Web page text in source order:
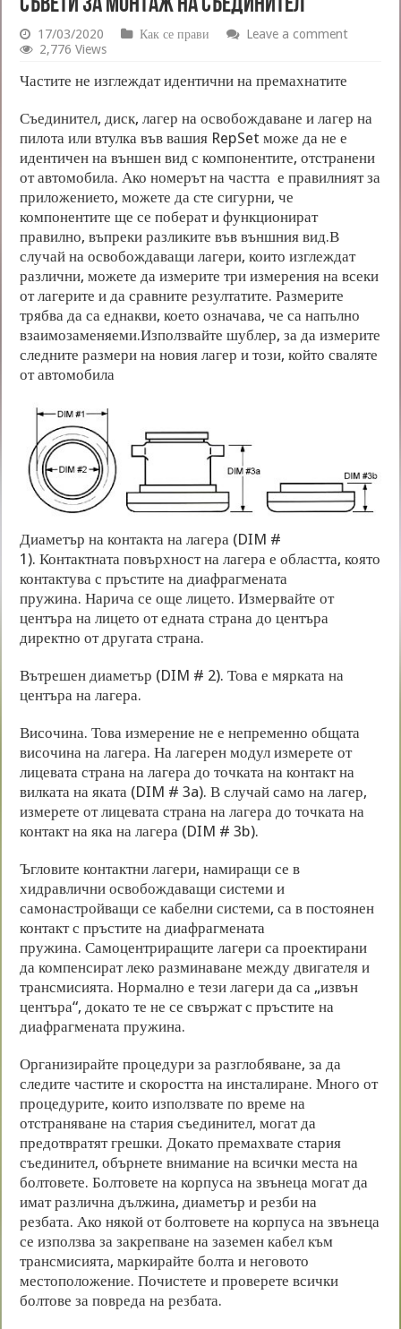
СЪВЕТИ ЗА МОНТАЖ НА СЪЕДИНИТЕЛ
17/03/2020 Как се прави
Leave a comment
2,776 Views
Частите не изглеждат идентични на премахнатите
Съединител, диск, лагер на освобождаване и лагер на
пилота или втулка във вашия RepSet може да не е
идентичен на външен вид с компонентите, отстранени
от автомобила. Ако номерът на частта е правилният за
приложението, можете да сте сигурни, че
компонентите ще се поберат и функционират
правилно, въпреки разликите във външния вид.В
случай на освобождаващи лагери, които изглеждат
различни, можете да измерите три измерения на всеки
от лагерите и да сравните резултатите. Размерите
трябва да са еднакви, което означава, че са напълно
взаимозаменяеми.Използвайте шублер, за да измерите
следните размери на новия лагер и този, който сваляте
от автомобила
Диаметър на контакта на лагера (DIM #
1). Контактната повърхност на лагера е областта, която
контактува с пръстите на диафрагмената
пружина. Нарича се още лицето. Измервайте от
центъра на лицето от едната страна до центъра
директно от другата страна.
Вътрешен диаметър (DIM # 2). Това е мярката на
центъра на лагера.
Височина. Това измерение не е непременно общата
височина на лагера. На лагерен модул измерете от
лицевата страна на лагера до точката на контакт на
вилката на яката (DIM # 3a). В случай само на лагер,
измерете от лицевата страна на лагера до точката на
контакт на яка на лагера (DIM # 3b).
Ъгловите контактни лагери, намиращи се в
хидравлични освобождаващи системи и
самонастройващи се кабелни системи, са в постоянен
контакт с пръстите на диафрагмената
пружина. Самоцентриращите лагери са проектирани
да компенсират леко разминаване между двигателя и
трансмисията. Нормално е тези лагери да са „извън
центъра“, докато те не се свържат с пръстите на
диафрагмената пружина.
Организирайте процедури за разглобяване, за да
следите частите и скоростта на инсталиране. Много от
процедурите, които използвате по време на
отстраняване на стария съединител, могат да
предотвратят грешки. Докато премахвате стария
съединител, обърнете внимание на всички места на
болтовете. Болтовете на корпуса на звънеца могат да
имат различна дължина, диаметър и резби на
резбата. Ако някой от болтовете на корпуса на звънеца
се използва за закрепване на заземен кабел към
трансмисията, маркирайте болта и неговото
местоположение. Почистете и проверете всички
болтове за повреда на резбата.